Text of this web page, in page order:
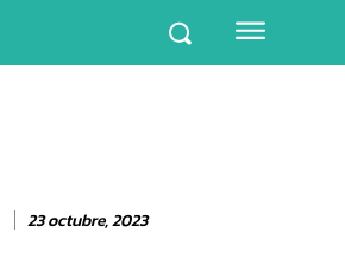
23 octubre, 2023